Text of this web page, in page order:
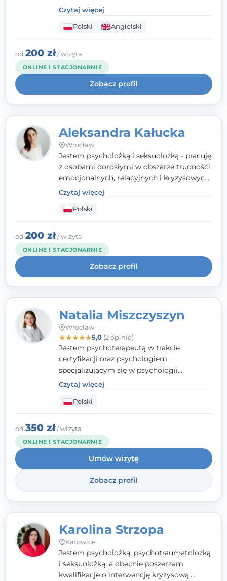
parami. Specjalizuję się w obszarze zdrowia
seksualnego, żałoby, kryzysów życiowych i
wypalenia zawodowego. Pracuję w języku
polskim i angielskim, w podejściu
humanistycznym, opartym na
partnerstwie i podmiotowości klienta.
Czytaj więcej
Polski Angielski
od 200 zł/ wizyta
ONLINE I STACJONARNIE
Zobacz profil
Aleksandra Kałucka
Wrocław
Jestem psycholożką i seksuolożką - pracuję
z osobami dorosłymi w obszarze trudności
emocjonalnych, relacyjnych i kryzysowych,
w tym z osobami po doświadczeniach
przemocy. Ukończyłam psychologię
kliniczną oraz studia podyplomowe z
interwencji kryzysowej i seksuologii
klinicznej na SWPS we Wrocławiu. W pracy
kieruję się empatią, etyką zawodową i
uważnością na potrzeby klienta.
Czytaj więcej
Polski
od 200 zł/ wizyta
ONLINE I STACJONARNIE
Zobacz profil
Natalia Miszczyszyn
Wrocław
★★★★★5,0(2 opinie)
Jestem psychoterapeutą w trakcie
certyfikacji oraz psychologiem
specjalizującym się w psychologii
klinicznej. Ukończyłam również studia
podyplomowe z Praktycznej Diagnozy
Psychologicznej. Aktywnie uczestniczę w
działalności Polskiego Towarzystwa
Psychiatrycznego oraz Polskiego
Towarzystwa Psychologicznego, a także
jestem członkiem nadzwyczajnym
Wielkopolskiego Towarzystwa Terapii
Systemowej.
Czytaj więcej
Polski
od 350 zł/ wizyta
ONLINE I STACJONARNIE
Umów wizytę
Zobacz profil
Karolina Strzopa
Katowice
Jestem psycholożką, psychotraumatolożką
i seksuolożką, a obecnie poszerzam
kwalifikacje o interwencję kryzysową.